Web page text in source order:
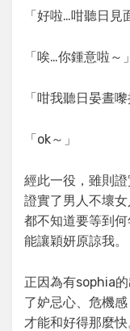
「好啦…咁聽日見
「唉…你鍾意啦～」
「咁我聽日晏晝
「ok～」
經此一役，雖則
證實了男人不壞
都不知道要等到
能讓穎妍原諒我。
正因為有sophia
了妒忌心、危機
才能和好得那麼快